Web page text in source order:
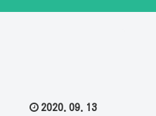
2020.09.13